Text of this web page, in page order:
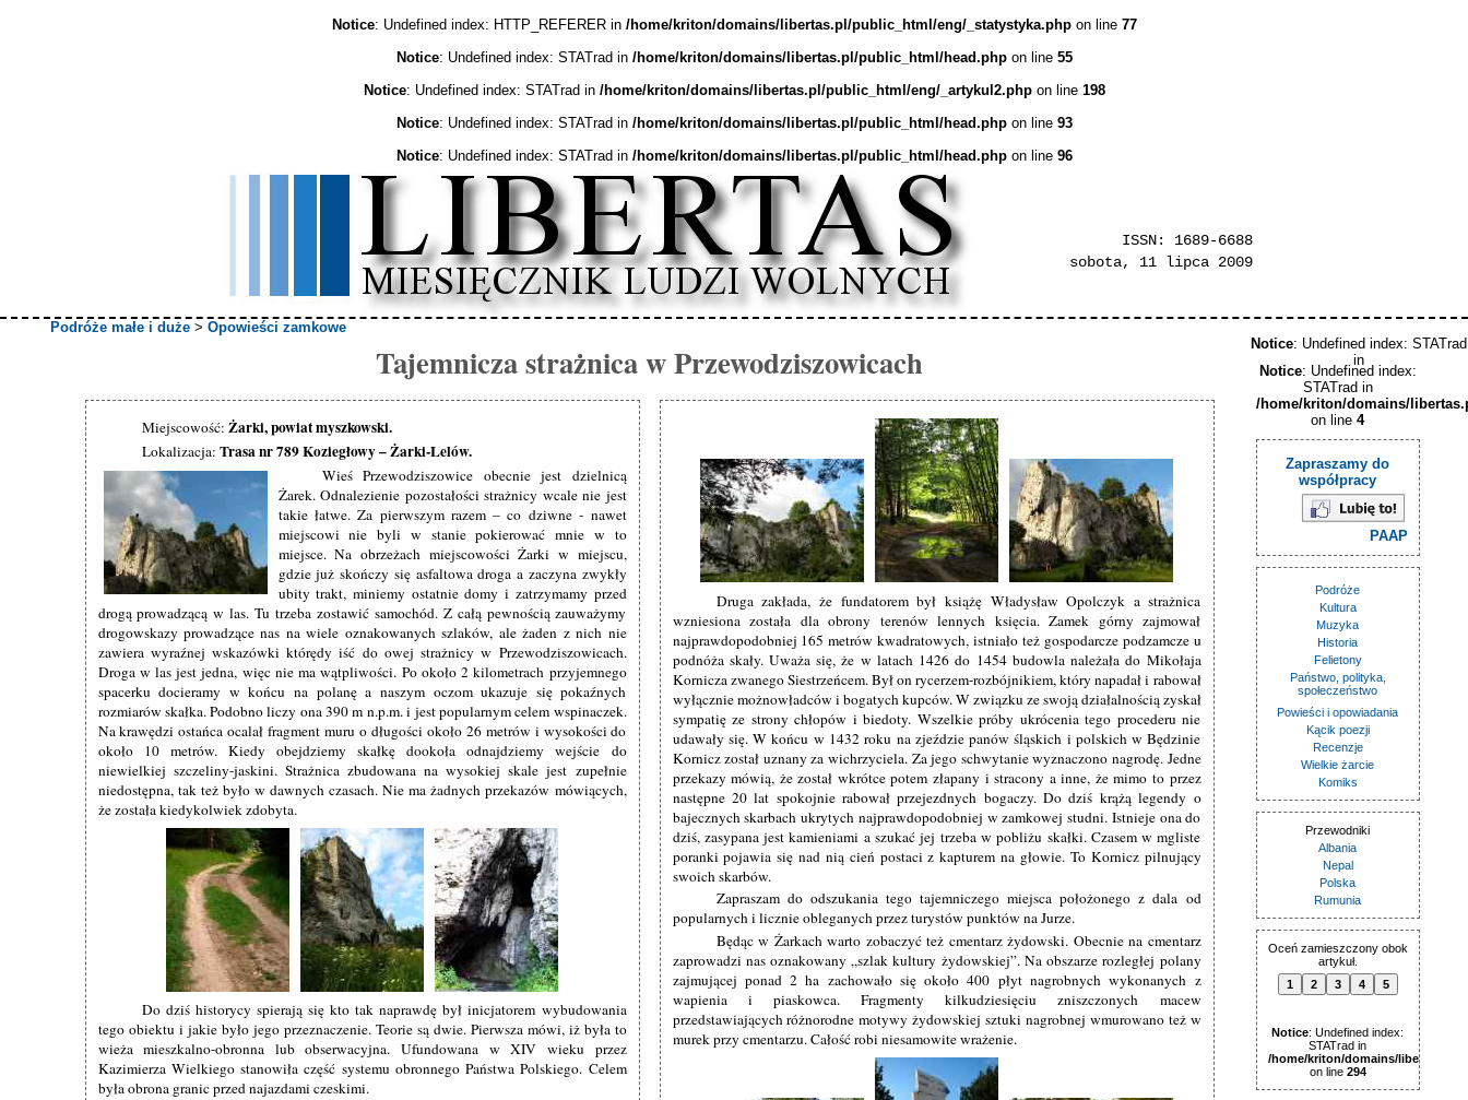
Notice: Undefined index: HTTP_REFERER in /home/kriton/domains/libertas.pl/public_html/eng/_statystyka.phpon line 77
Notice: Undefined index: STATrad in /home/kriton/domains/libertas.pl/public_html/head.phpon line 55
Notice: Undefined index: STATrad in /home/kriton/domains/libertas.pl/public_html/eng/_artykul2.phpon line 198
Notice: Undefined index: STATrad in /home/kriton/domains/libertas.pl/public_html/head.phpon line 93
Notice: Undefined index: STATrad in /home/kriton/domains/libertas.pl/public_html/head.phpon line 96
ISSN: 1689-6688
sobota, 11 lipca 2009
Podróże małe i duże> Opowieści zamkowe
Tajemnicza strażnica w Przewodziszowicach
Miejscowość: Żarki, powiat myszkowski.
Lokalizacja: Trasa nr 789 Koziegłowy – Żarki-Lelów.
Wieś Przewodziszowice obecnie jest dzielnicą
Żarek. Odnalezienie pozostałości strażnicy wcale nie jest
takie łatwe. Za pierwszym razem – co dziwne - nawet
miejscowi nie byli w stanie pokierować mnie w to
miejsce. Na obrzeżach miejscowości Żarki w miejscu,
gdzie już skończy się asfaltowa droga a zaczyna zwykły
ubity trakt, miniemy ostatnie domy i zatrzymamy przed
drogą prowadzącą w las. Tu trzeba zostawić samochód. Z całą pewnością zauważymy
drogowskazy prowadzące nas na wiele oznakowanych szlaków, ale żaden z nich nie
zawiera wyraźnej wskazówki którędy iść do owej strażnicy w Przewodziszowicach.
Droga w las jest jedna, więc nie ma wątpliwości. Po około 2 kilometrach przyjemnego
spacerku docieramy w końcu na polanę a naszym oczom ukazuje się pokaźnych
rozmiarów skałka. Podobno liczy ona 390 m n.p.m. i jest popularnym celem wspinaczek.
Na krawędzi ostańca ocalał fragment muru o długości około 26 metrów i wysokości do
około 10 metrów. Kiedy obejdziemy skałkę dookoła odnajdziemy wejście do
niewielkiej szczeliny-jaskini. Strażnica zbudowana na wysokiej skale jest zupełnie
niedostępna, tak też było w dawnych czasach. Nie ma żadnych przekazów mówiących,
że została kiedykolwiek zdobyta.
Do dziś historycy spierają się kto tak naprawdę był inicjatorem wybudowania
tego obiektu i jakie było jego przeznaczenie. Teorie są dwie. Pierwsza mówi, iż była to
wieża mieszkalno-obronna lub obserwacyjna. Ufundowana w XIV wieku przez
Kazimierza Wielkiego stanowiła część systemu obronnego Państwa Polskiego. Celem
była obrona granic przed najazdami czeskimi.
Druga zakłada, że fundatorem był książę Władysław Opolczyk a strażnica
wzniesiona została dla obrony terenów lennych księcia. Zamek górny zajmował
najprawdopodobniej 165 metrów kwadratowych, istniało też gospodarcze podzamcze u
podnóża skały. Uważa się, że w latach 1426 do 1454 budowla należała do Mikołaja
Kornicza zwanego Siestrzeńcem. Był on rycerzem-rozbójnikiem, który napadał i rabował
wyłącznie możnowładców i bogatych kupców. W związku ze swoją działalnością zyskał
sympatię ze strony chłopów i biedoty. Wszelkie próby ukrócenia tego procederu nie
udawały się. W końcu w 1432 roku na zjeździe panów śląskich i polskich w Będzinie
Kornicz został uznany za wichrzyciela. Za jego schwytanie wyznaczono nagrodę. Jedne
przekazy mówią, że został wkrótce potem złapany i stracony a inne, że mimo to przez
następne 20 lat spokojnie rabował przejezdnych bogaczy. Do dziś krążą legendy o
bajecznych skarbach ukrytych najprawdopodobniej w zamkowej studni. Istnieje ona do
dziś, zasypana jest kamieniami a szukać jej trzeba w pobliżu skałki. Czasem w mgliste
poranki pojawia się nad nią cień postaci z kapturem na głowie. To Kornicz pilnujący
swoich skarbów.
Zapraszam do odszukania tego tajemniczego miejsca położonego z dala od
popularnych i licznie obleganych przez turystów punktów na Jurze.
Będąc w Żarkach warto zobaczyć też cmentarz żydowski. Obecnie na cmentarz
zaprowadzi nas oznakowany „szlak kultury żydowskiej”. Na obszarze rozległej polany
zajmującej ponad 2 ha zachowało się około 400 płyt nagrobnych wykonanych z
wapienia i piaskowca. Fragmenty kilkudziesięciu zniszczonych macew
przedstawiających różnorodne motywy żydowskiej sztuki nagrobnej wmurowano też w
murek przy cmentarzu. Całość robi niesamowite wrażenie.
Notice: Undefined index:
STATrad in
/home/kriton/domains/
on line 4
Zapraszamy do
współpracy
PAAP
Podróże
Kultura
Muzyka
Historia
Felietony
Państwo, polityka,
społeczeństwo
Powieści i opowiadania
Kącik poezji
Recenzje
Wielkie żarcie
Komiks
Przewodniki
Albania
Nepal
Polska
Rumunia
Oceń zamieszczony obok
artykuł.
1
2 3 4 5
Notice: Undefined index:
STATrad in
/home/kriton/domains/libertas.pl/
on line 294
Notice: Undefined index: STATrad
in